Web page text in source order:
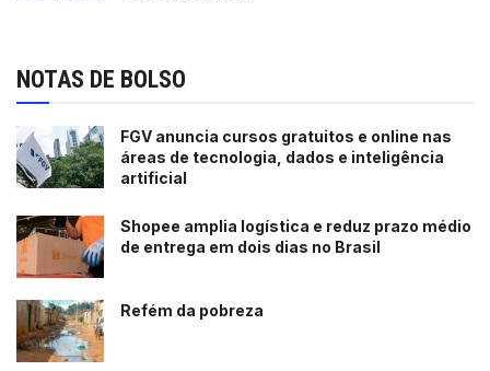
NOTAS DE BOLSO
FGV anuncia cursos gratuitos e online nas
áreas de tecnologia, dados e inteligência
artificial
Shopee amplia logística e reduz prazo médio
de entrega em dois dias no Brasil
Refém da pobreza